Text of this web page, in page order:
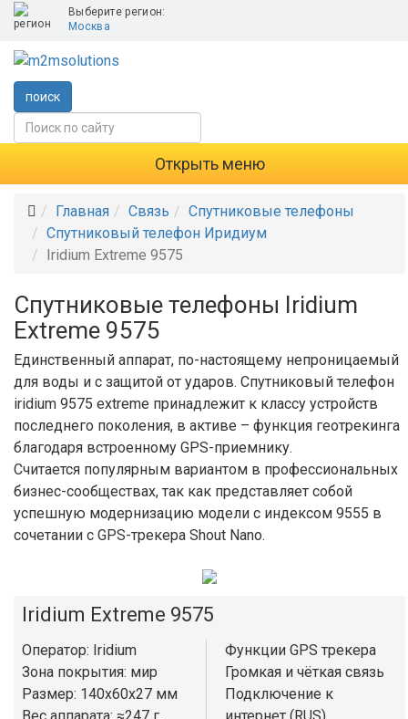
Выберите регион:
Москва
поиск
Открыть меню
Главная Связь
Спутниковые телефоны
Спутниковый телефон Иридиум
Iridium Extreme 9575
Спутниковые телефоны Iridium
Extreme 9575
Единственный аппарат, по-настоящему непроницаемый
для воды и с защитой от ударов. Cпутниковый телефон
iridium 9575 extreme принадлежит к классу устройств
последнего поколения, в активе – функция геотрекинга
благодаря встроенному GPS-приемнику.
Считается популярным вариантом в профессиональных
бизнес-сообществах, так как представляет собой
успешную модернизацию модели с индексом 9555 в
сочетании с GPS-трекера Shout Nano.
Iridium Extreme 9575
Оператор: Iridium
Зона покрытия: мир
Размер: 140x60x27 мм
Вес аппарата: ≈247 г.
Функции GPS трекера
Громкая и чёткая связь
Подключение к
интернет (RUS)